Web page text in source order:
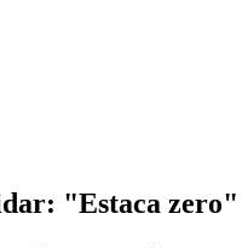
"Estaca zero"